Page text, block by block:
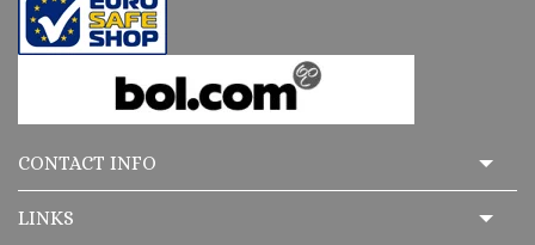
CONTACT INFO
LINKS